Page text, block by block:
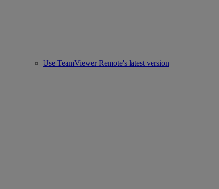
Use TeamViewer Remote's latest version